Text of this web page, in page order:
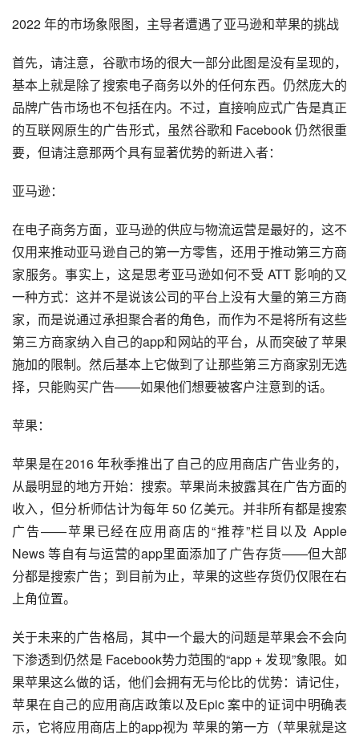
2022 年的市场象限图，主导者遭遇了亚马逊和苹果的挑战
首先，请注意，谷歌市场的很大一部分此图是没有呈现的，
基本上就是除了搜索电子商务以外的任何东西。仍然庞大的
品牌广告市场也不包括在内。不过，直接响应式广告是真正
的互联网原生的广告形式，虽然谷歌和 Facebook 仍然很重
要，但请注意那两个具有显著优势的新进入者：
亚马逊：
在电子商务方面，亚马逊的供应与物流运营是最好的，这不
仅用来推动亚马逊自己的第一方零售，还用于推动第三方商
家服务。事实上，这是思考亚马逊如何不受 ATT 影响的又
一种方式：这并不是说该公司的平台上没有大量的第三方商
家，而是说通过承担聚合者的角色，而作为不是将所有这些
第三方商家纳入自己的app和网站的平台，从而突破了苹果
施加的限制。然后基本上它做到了让那些第三方商家别无选
择，只能购买广告——如果他们想要被客户注意到的话。
苹果：
苹果是在2016 年秋季推出了自己的应用商店广告业务的，
从最明显的地方开始：搜索。苹果尚未披露其在广告方面的
收入，但分析师估计为每年 50 亿美元。并非所有都是搜索
广告——苹果已经在应用商店的“推荐”栏目以及 Apple
News 等自有与运营的app里面添加了广告存货——但大部
分都是搜索广告；到目前为止，苹果的这些存货仍仅限在右
上角位置。
关于未来的广告格局，其中一个最大的问题是苹果会不会向
下渗透到仍然是 Facebook势力范围的“app + 发现”象限。如
果苹果这么做的话，他们会拥有无与伦比的优势：请记住，
苹果在自己的应用商店政策以及Epic 案中的证词中明确表
示，它将应用商店上的app视为 苹果的第一方（苹果就是这